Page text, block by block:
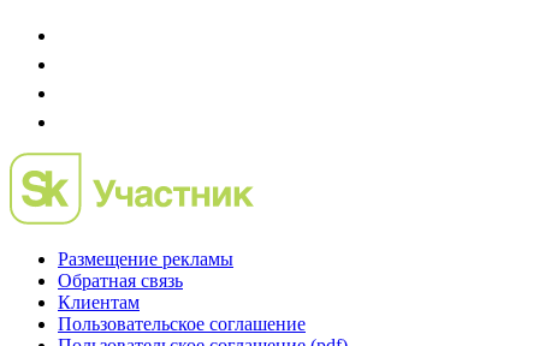
Размещение рекламы
Обратная связь
Клиентам
Пользовательское соглашение